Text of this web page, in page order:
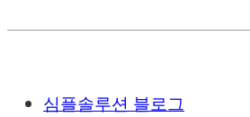
심플솔루션 블로그